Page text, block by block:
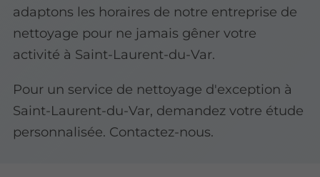
adaptons les horaires de notre entreprise de
nettoyage pour ne jamais gêner votre
activité à Saint-Laurent-du-Var.
Pour un service de nettoyage d'exception à
Saint-Laurent-du-Var, demandez votre étude
personnalisée. Contactez-nous.